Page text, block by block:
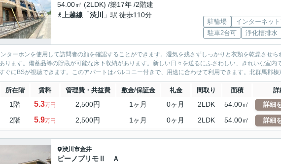
54.00㎡ (2LDK) /築17年 /2階建
上越線 「渋川 」駅 徒歩110分
駐輪場 インターネッ
駐車2台可
浄化槽排水
ターホンを使用して訪問者の顔を確認することができます。湿気を残さずしっかりと衣類を乾燥させ
ります。備蓄品等の貯蔵が可能な床下収納があります。新しい日々を送るにふさわしい、きれいな室内
ぐにBSが視聴できます。このアパートはバルコニー付きで、用途に合わせて利用できます。北群馬郡榛
所在階 賃料 管理費・共益費 敷金/保証金 礼金 間取り 面積 詳
1階 5.3万円 2,500円 1ヶ月 0ヶ月 2LDK 54.00㎡ 詳細
2階 5.9万円 2,500円 1ヶ月 0ヶ月 2LDK 54.00㎡ 詳細
渋川市金井
ピーノプリモⅡ Ａ